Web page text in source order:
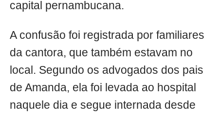
capital pernambucana.
A confusão foi registrada por familiares
da cantora, que também estavam no
local. Segundo os advogados dos pais
de Amanda, ela foi levada ao hospital
naquele dia e segue internada desde